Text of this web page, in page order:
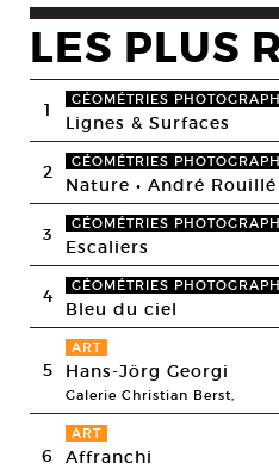
LES PLUS
1 GÉOMÉTRIES
Lignes & Surfaces
2 GÉOMÉTRIES
Nature • André Rouillé
3 GÉOMÉTRIES
Escaliers
4 GÉOMÉTRIES
Bleu du ciel
5
ART
Hans-Jörg Georgi
Galerie Christian Berst,
6
ART
Affranchi